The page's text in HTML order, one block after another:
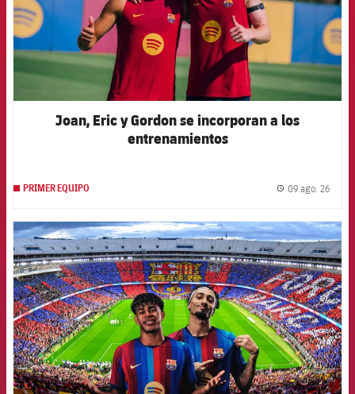
Joan, Eric y Gordon se incorporan a los
entrenamientos
PRIMER EQUIPO 09 ago. 26
FCB Barcelona badge